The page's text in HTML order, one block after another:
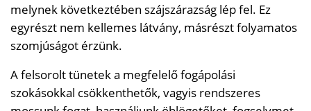
melynek következtében szájszárazság lép fel. Ez
egyrészt nem kellemes látvány, másrészt folyamatos
szomjúságot érzünk.
A felsorolt tünetek a megfelelő fogápolási
szokásokkal csökkenthetők, vagyis rendszeres